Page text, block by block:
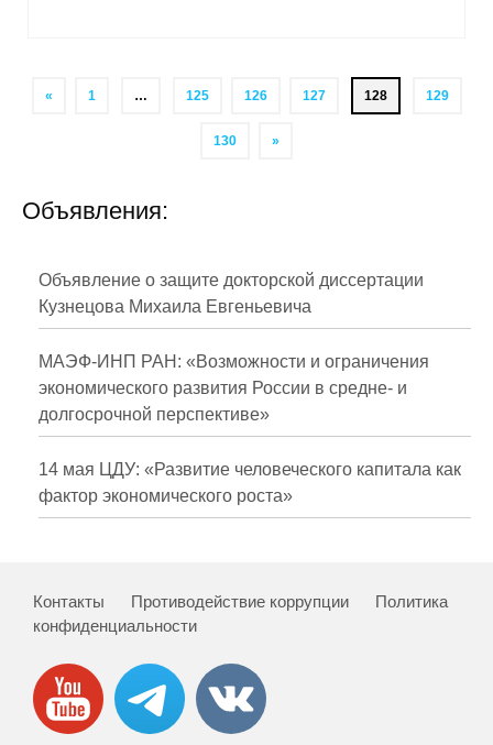
« 1 … 125 126 127 128 129
130 »
Объявления:
Объявление о защите докторской диссертации
Кузнецова Михаила Евгеньевича
МАЭФ-ИНП РАН: «Возможности и ограничения
экономического развития России в средне- и
долгосрочной перспективе»
14 мая ЦДУ: «Развитие человеческого капитала как
фактор экономического роста»
Контакты Противодействие коррупции
Политика
конфиденциальности